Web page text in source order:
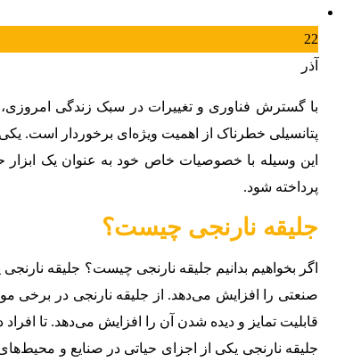
22
آذر
با گسترش فناوری و تغییرات در سبک زندگی
پتانسیلی خطرناک از اهمیت ویژه‌ای برخوردار است.
این وسیله با خصوصیات خاص خود به عنوان یک
پرداخته شود.
جلیقه نارنجی چیست؟
اگر بخواهیم بدانیم جلیقه نارنجی چیست؟ جلیقه
صنعتی را افزایش می‌دهد. از جلیقه نارنجی در برخی
قابلیت تمایز و دیده شدن آن را افزایش می‌دهد. تا
جلیقه نارنجی یکی از اجزای حیاتی در صنایع و